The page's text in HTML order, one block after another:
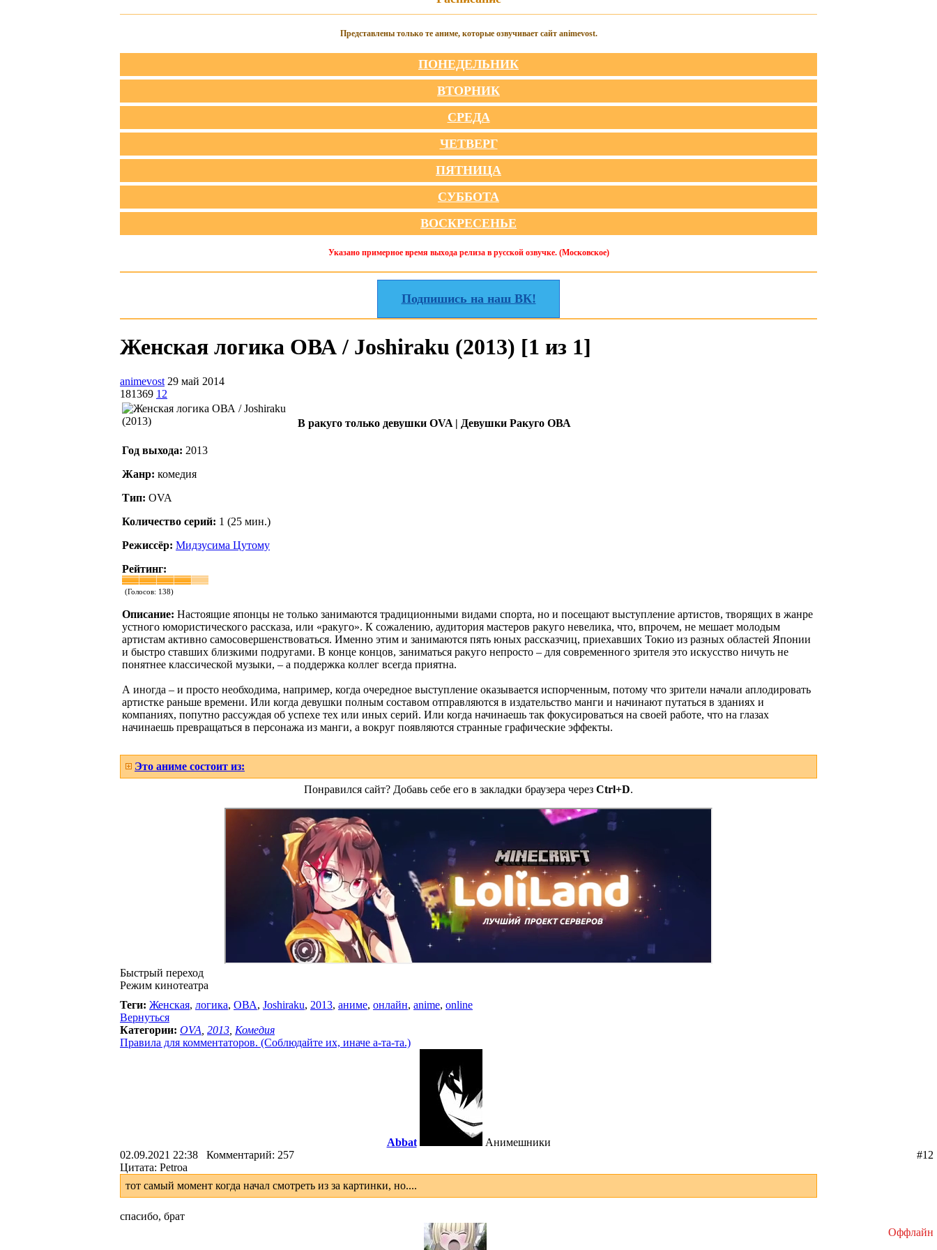
Представлены только те аниме, которые озвучивает сайт animevost.
ПОНЕДЕЛЬНИК
ВТОРНИК
СРЕДА
ЧЕТВЕРГ
ПЯТНИЦА
СУББОТА
ВОСКРЕСЕНЬЕ
Указано примерное время выхода релиза в русской озвучке. (Московское)
Подпишись на наш ВК!
Женская логика ОВА / Joshiraku (2013) [1 из 1]
animevost 29 май 2014
181369 12
В ракуго только девушки OVA | Девушки Ракуго ОВА
Год выхода: 2013
Жанр: комедия
Тип: OVA
Количество серий: 1 (25 мин.)
Режиссёр: Мидзусима Цутому
Рейтинг:
(Голосов: 138)
Описание: Настоящие японцы не только занимаются традиционными видами спорта, но и посещают выступление артистов, творящих в жанре
устного юмористического рассказа, или «ракуго». К сожалению, аудитория мастеров ракуго невелика, что, впрочем, не мешает молодым
артистам активно самосовершенствоваться. Именно этим и занимаются пять юных рассказчиц, приехавших Токио из разных областей Японии
и быстро ставших близкими подругами. В конце концов, заниматься ракуго непросто – для современного зрителя это искусство ничуть не
понятнее классической музыки, – а поддержка коллег всегда приятна.
А иногда – и просто необходима, например, когда очередное выступление оказывается испорченным, потому что зрители начали аплодировать
артистке раньше времени. Или когда девушки полным составом отправляются в издательство манги и начинают путаться в зданиях и
компаниях, попутно рассуждая об успехе тех или иных серий. Или когда начинаешь так фокусироваться на своей работе, что на глазах
начинаешь превращаться в персонажа из манги, а вокруг появляются странные графические эффекты.
Это аниме состоит из:
Понравился сайт? Добавь себе его в закладки браузера через Ctrl+D.
Быстрый переход
Режим кинотеатра
Теги: Женская, логика, ОВА, Joshiraku, 2013, аниме, онлайн, anime, online
Вернуться
Категории: OVA 2013 Комедия
Правила для комментаторов. (Соблюдайте их, иначе а-та-та.)
Abbat
Анимешники
02.09.2021 22:38 Комментарий: 257
#12
Цитата: Petroa
тот самый момент когда начал смотреть из за картинки, но....
спасибо, брат
Оффлайн